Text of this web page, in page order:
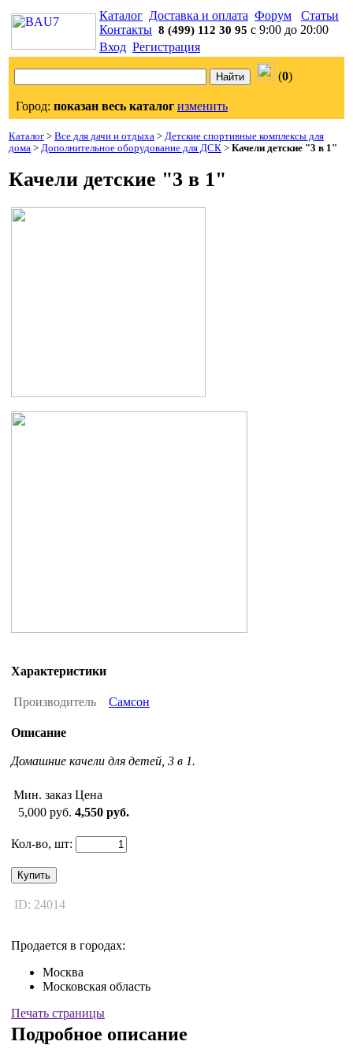
Каталог Доставка и оплата Форум
Статьи
Контакты 8 (499) 112 30 95 с 9:00 до 20:00
Вход Регистрация
(0)
Город: показан весь каталог изменить
Каталог > Все для дачи и отдыха > Детские спортивные комплексы для
дома > Дополнительное оборудование для ДСК > Качели детские "3 в 1"
Качели детские "3 в 1"
Характеристики
Производитель Самсон
Описание
Домашние качели для детей, 3 в 1.
Мин. заказ Цена
5,000 руб. 4,550 руб.
Кол-во, шт:
Купить
ID: 24014
Продается в городах:
Москва
Московская область
Печать страницы
Подробное описание